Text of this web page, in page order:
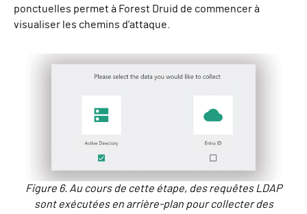
ponctuelles permet à Forest Druid de commencer à
visualiser les chemins d'attaque.
Figure 6. Au cours de cette étape, des requêtes LDAP
sont exécutées en arrière-plan pour collecter des